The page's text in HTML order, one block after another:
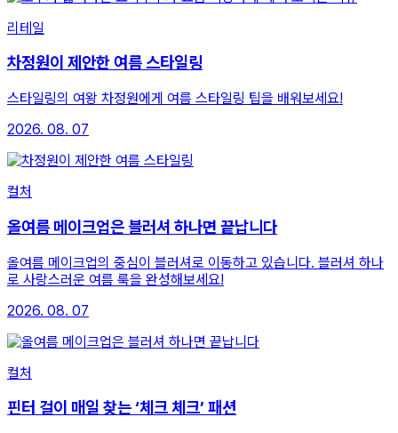
리테일
차정원이 제안한 여름 스타일링
스타일링의 여왕 차정원에게 여름 스타일링 팁을 배워보세요!
2026. 08. 07
컬처
올여름 메이크업은 블러셔 하나면 끝납니다
올여름 메이크업의 중심이 블러셔로 이동하고 있습니다. 블러셔 하나
로 사랑스러운 여름 룩을 완성해보세요!
2026. 08. 07
컬처
핀터 걸이 매일 찾는 ‘체크 체크’ 패션